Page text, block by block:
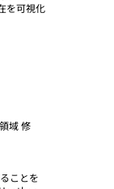
を可視化
域 修
ことを